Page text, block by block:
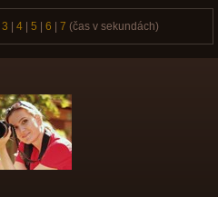
3 4| 5 6 7 (čas v sekundách)